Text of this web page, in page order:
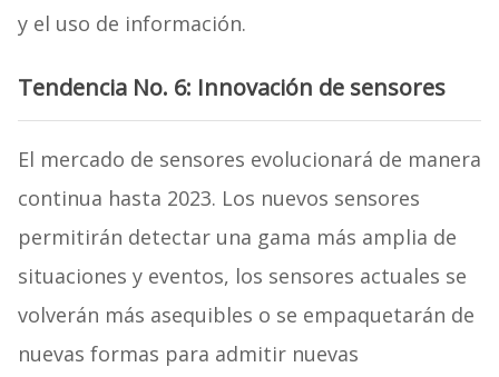
y el uso de información.
Tendencia No. 6: Innovación de sensores
El mercado de sensores evolucionará de manera
continua hasta 2023. Los nuevos sensores
permitirán detectar una gama más amplia de
situaciones y eventos, los sensores actuales se
volverán más asequibles o se empaquetarán de
nuevas formas para admitir nuevas